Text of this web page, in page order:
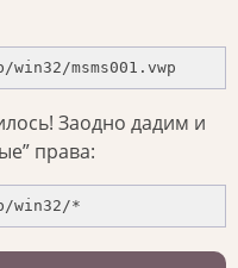
msms001.vwp
Заодно дадим и
права:
win32/*